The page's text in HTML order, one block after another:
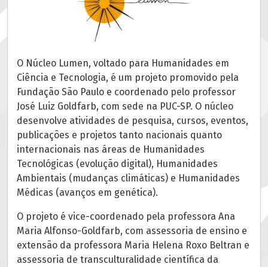
O Núcleo Lumen, voltado para Humanidades em
Ciência e Tecnologia, é um projeto promovido pela
Fundação São Paulo e coordenado pelo professor
José Luiz Goldfarb, com sede na PUC-SP. O núcleo
desenvolve atividades de pesquisa, cursos, eventos,
publicações e projetos tanto nacionais quanto
internacionais nas áreas de Humanidades
Tecnológicas (evolução digital), Humanidades
Ambientais (mudanças climáticas) e Humanidades
Médicas (avanços em genética).
O projeto é vice-coordenado pela professora Ana
Maria Alfonso-Goldfarb, com assessoria de ensino e
extensão da professora Maria Helena Roxo Beltran e
assessoria de transculturalidade científica da